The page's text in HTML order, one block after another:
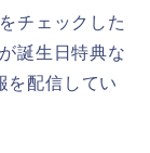
チェックした
誕生日特典な
を配信してい